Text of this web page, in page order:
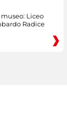
Liceo
Radice